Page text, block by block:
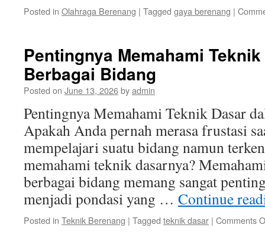
Posted in Olahraga Berenang | Tagged gaya berenang |
Pentingnya Memahami
Berbagai Bidang
Posted on June 13, 2026byadmin
Pentingnya Memahami Teknik Dasar
Apakah Anda pernah merasa frustasi
mempelajari suatu bidang namun
memahami teknik dasarnya?
berbagai bidang memang sangat
menjadi pondasi yang … Continue
Posted in Teknik Berenang | Tagged teknik dasar | Comments